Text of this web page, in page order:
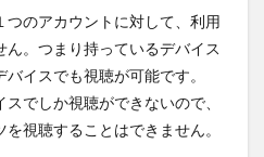
つのアカウントに対して、利用
。つまり持っているデバイス
イスでも視聴が可能です。
でしか視聴ができないので、
視聴することはできません。